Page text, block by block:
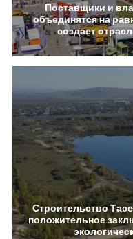
Поставщики и
объединятсяна
создает
Строительство
положительное